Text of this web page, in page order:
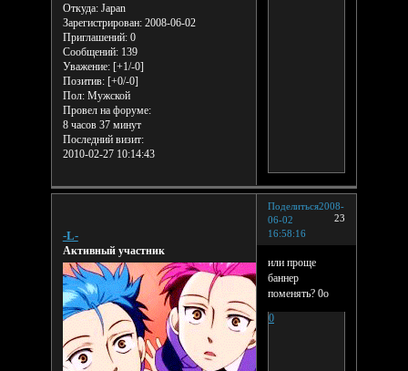
Откуда:Japan
Зарегистрирован: 2008-06-02
Приглашений:0
Сообщений:139
Уважение: [+1/-0]
Позитив: [+0/-0]
Пол:Мужской
Провел на форуме:
8 часов 37 минут
Последний визит:
2010-02-27 10:14:43
Поделиться
23
2008-
06-02
16:58:16
-L-
Активный участник
или проще
баннер
поменять? 0о
0